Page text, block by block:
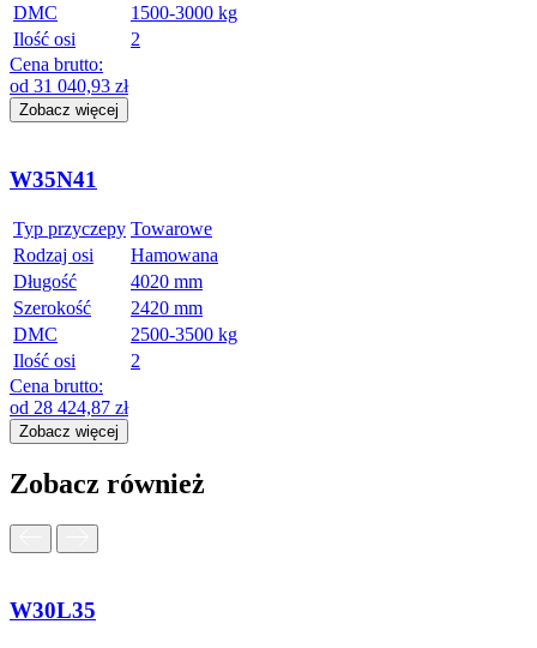
DMC
1500-3000 kg
Ilość osi
2
Cena brutto:
od 31 040,93 zł
Zobacz więcej
W35N41
Typ przyczepy Towarowe
Rodzaj osi
Hamowana
Długość
4020 mm
Szerokość
2420 mm
DMC
2500-3500 kg
Ilość osi
2
Cena brutto:
od 28 424,87 zł
Zobacz więcej
Zobacz również
W30L35